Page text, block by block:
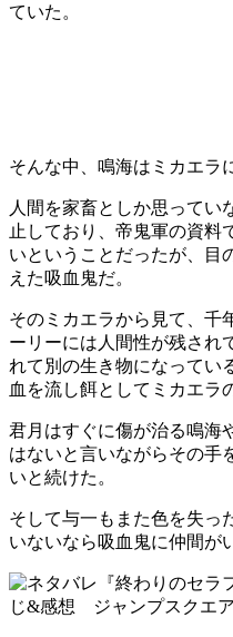
ていた。
そんな中、鳴海はミカエラ
人間を家畜としか思ってい
止しており、帝鬼軍の資料
いということだったが、目
えた吸血鬼だ。
そのミカエラから見て、千
ーリーには人間性が残され
れて別の生き物になってい
血を流し餌としてミカエラ
君月はすぐに傷が治る鳴海
はないと言いながらその手
いと続けた。
そして与一もまた色を失っ
いないなら吸血鬼に仲間が